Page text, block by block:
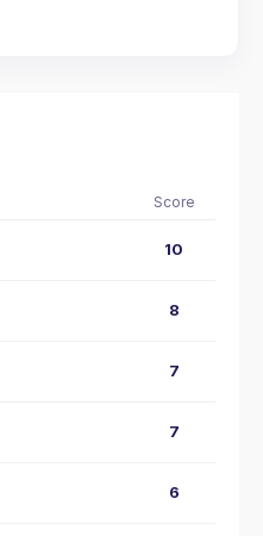
Score
10
8
7
7
6